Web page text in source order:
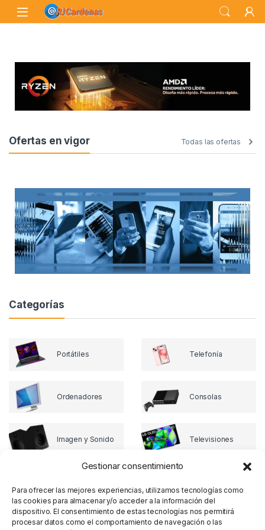
Gestionar consentimiento
Para ofrecer las mejores experiencias, utilizamos tecnologías como
las cookies para almacenar y/o acceder a la información del
dispositivo. El consentimiento de estas tecnologías nos permitirá
procesar datos como el comportamiento de navegación o las
Ofertas en vigor Todas las ofertas
Categorías
Portátiles Telefonía
Ordenadores Consolas
Imagen y Sonido Televisiones